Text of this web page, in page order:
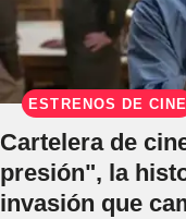
ESTRENOS DE CINE
Cartelera de
presión", la
invasión que